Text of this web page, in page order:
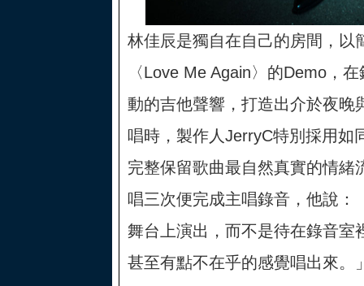
林佳辰是獨自在自己的房間，以
〈Love Me Again〉的Demo，
動的吉他聲響，打造出介於夜晚
唱時，製作人JerryC特別採用如
完整保留歌曲最自然真實的情緒
唱三次便完成主唱錄音，他說：
舞台上演出，而不是待在錄音室
甚至有點不在乎的感覺唱出來。